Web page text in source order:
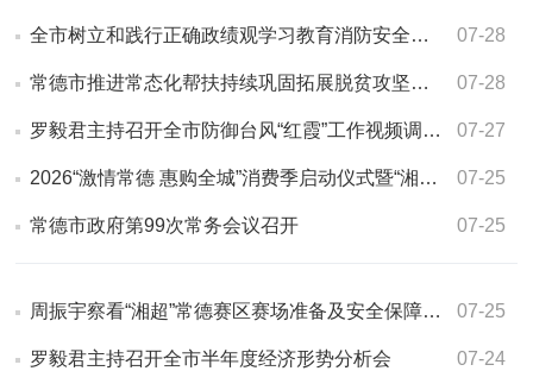
07-28
全市树立和践行正确政绩观学习教育消防安全工作专题会议召开
07-28
常德市推进常态化帮扶持续巩固拓展脱贫攻坚成果工作会议召开
07-27
罗毅君主持召开全市防御台风“红霞”工作视频调度会
07-25
2026“激情常德 惠购全城”消费季启动仪式暨“湘超”常德队出征仪式举行
07-25
常德市政府第99次常务会议召开
07-25
周振宇察看“湘超”常德赛区赛场准备及安全保障工作
07-24
罗毅君主持召开全市半年度经济形势分析会